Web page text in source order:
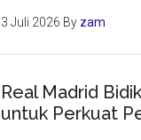
3 Juli 2026 By zam
Real Madrid
untuk Perkuat